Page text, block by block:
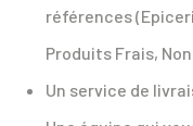
références
Produits Frais,
Un service de